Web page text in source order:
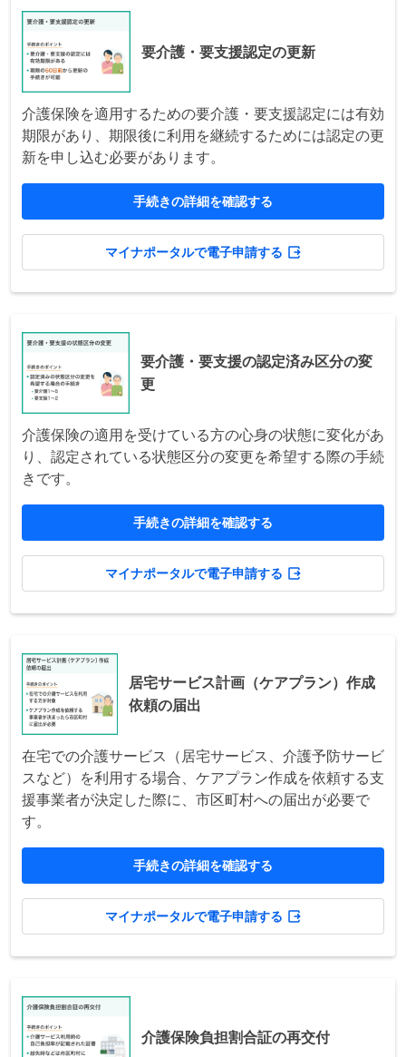
要介護・要支援認定の更新
介護保険を適用するための要介護・要支援認定には有効
期限があり、期限後に利用を継続するためには認定の更
新を申し込む必要があります。
手続きの詳細を確認する
マイナポータルで電子申請する
要介護・要支援の認定済み区分の変
更
介護保険の適用を受けている方の心身の状態に変化があ
り、認定されている状態区分の変更を希望する際の手続
きです。
手続きの詳細を確認する
マイナポータルで電子申請する
居宅サービス計画（ケアプラン）作成
依頼の届出
在宅での介護サービス（居宅サービス、介護予防サービ
スなど）を利用する場合、ケアプラン作成を依頼する支
援事業者が決定した際に、市区町村への届出が必要で
す。
手続きの詳細を確認する
マイナポータルで電子申請する
介護保険負担割合証の再交付